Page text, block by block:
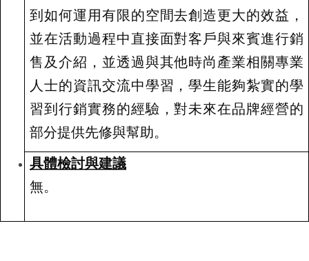
到如何運用有限的空間去創造更大的效益，
並在活動過程中直接面對客戶與來賓進行銷
售及介紹，並透過與其他時尚產業相關專業
人士的資訊交流中學習，學生能夠紮實的學
習到行銷實務的經驗，對未來在品牌經營的
部分提供先修與幫助。
具體檢討與建議
無。